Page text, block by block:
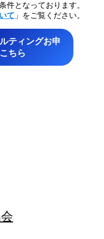
件となっております。
て 」をご覧ください。
ティングお申
ちら